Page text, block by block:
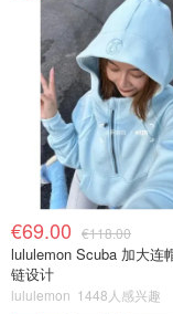
€69.00 €118.00
lululemon Scuba 加大连
链设计
lululemon 1448人感兴趣